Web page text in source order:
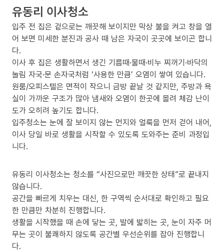
유동리 이사청소
입주 전 집은 겉으로는 깨끗해 보이지만 막상 불을 켜고 창을 열
어 보면 미세한 분진과 공사 때 남은 자국이 곳곳에 보이곤 합니
다.
이사 후 집은 생활하면서 생긴 기름때·물때·비누 찌꺼기·바닥의
눌림 자국·문 손자국처럼 ‘사용한 만큼’ 오염이 쌓여 있습니다.
원룸/오피스텔은 면적이 작으니 금방 끝날 것 같지만, 주방과 욕
실이 가까운 구조가 많아 냄새와 오염이 한곳에 몰려 체감 난이
도가 오히려 높기도 합니다.
입주청소는 눈에 잘 보이지 않는 먼지와 얼룩을 먼저 걷어 내어,
이사 당일 바로 생활을 시작할 수 있도록 도와주는 준비 과정입
니다.
유동리 이사청소는 청소를 “사진으로만 깨끗한 상태”로 끝내지
않습니다.
공간을 빠르게 치우는 대신, 한 구역씩 순서대로 확인하고 필요
한 만큼만 차분히 진행합니다.
생활을 시작했을 때 손에 닿는 곳, 발에 밟히는 곳, 눈이 자주 머
무는 곳이 불쾌하지 않도록 공간별 우선순위를 잡아 진행합니
다.